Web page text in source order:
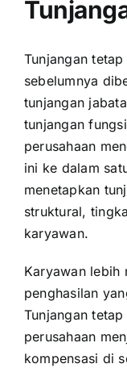
Tunjangan
sebelumnya
tunjangan
tunjangan
perusahaan
ini ke dalam
menetapkan
struktural,
karyawan.
Karyawan lebih
penghasilan
Tunjangan
perusahaan
kompensasi di